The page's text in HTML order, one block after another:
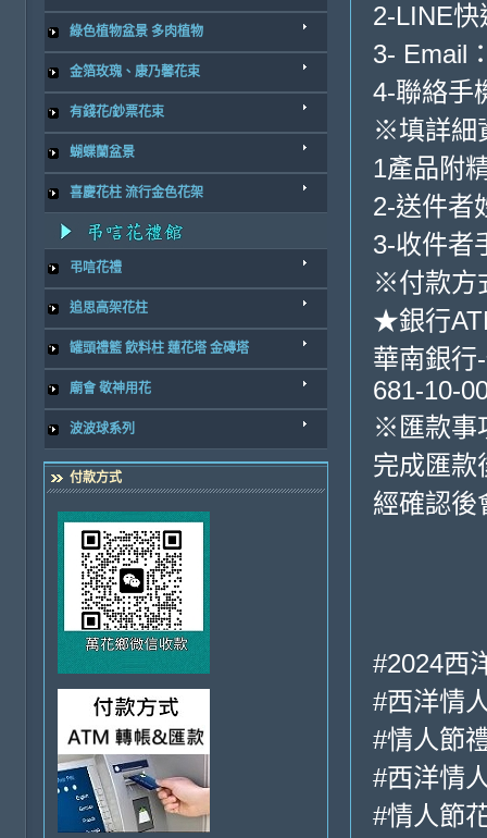
綠色植物盆景 多肉植物
金箔玫瑰、康乃馨花束
有錢花/鈔票花束
蝴蝶蘭盆景
喜慶花柱 流行金色花架
弔唁花禮
追思高架花柱
罐頭禮籃 飲料柱 蓮花塔 金磚塔
廟會 敬神用花
波波球系列
付款方式
2-LINE
3- Email
4-聯絡手
※填詳細
1產品附
2-送件者
3-收件者
※付款方
★銀行
華南銀行
681-10-
※匯款事
完成匯款
經確認後
#2024西
#西洋情
#情人節
#西洋情
#情人節